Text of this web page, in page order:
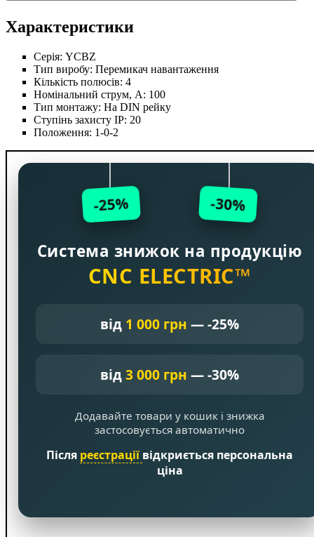
Характеристики
Серія: YCBZ
Тип виробу: Перемикач навантаження
Кількість полюсів: 4
Номінальний струм, А: 100
Тип монтажу: На DIN рейку
Ступінь захисту IP: 20
Положення: 1-0-2
-25% -30%
Система знижок на продукцію
CNC ELECTRIC™
від 1 000 грн — -25%
від3 000 грн — -30%
Додавайте товари у кошик і знижка
застосовується автоматично
Після реєстрації відкриється персональна
ціна